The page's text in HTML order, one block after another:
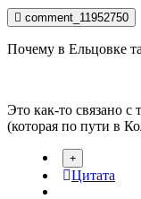
comment_11952750
Почему в Ельцовке
Это как-то связано с
(которая по пути в
Цитата